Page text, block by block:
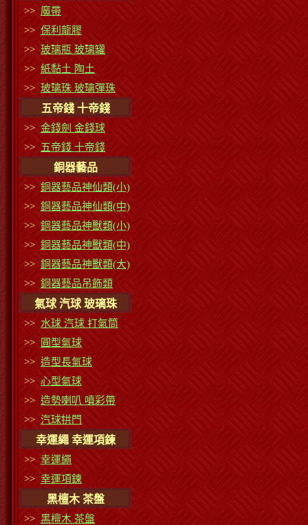
>> 魔帶
>> 保利龍膠
>> 玻璃瓶 玻璃罐
>> 紙黏土 陶土
>> 玻璃珠 玻璃彈珠
五帝錢 十帝錢
>> 金錢劍 金錢球
>> 五帝錢 十帝錢
銅器藝品
>> 銅器藝品神仙類(小)
>> 銅器藝品神仙類(中)
>> 銅器藝品神獸類(小)
>> 銅器藝品神獸類(中)
>> 銅器藝品神獸類(大)
>> 銅器藝品吊飾類
氣球 汽球 玻璃珠
>> 水球 汽球 打氣筒
>>
圓型氣球
>> 造型長氣球
>> 心型氣球
>> 造勢喇叭 噴彩帶
>> 汽球拱門
幸運繩 幸運項鍊
>> 幸運繩
>> 幸運項鍊
黑檀木 茶盤
>> 黑檀木 茶盤